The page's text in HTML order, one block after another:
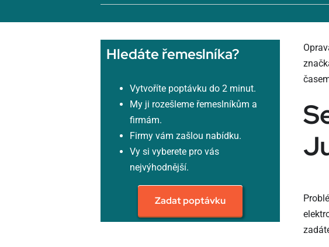
Hledáte řemeslníka?
Vytvoříte poptávku do 2 minut.
My ji rozešleme řemeslníkům a
firmám.
Firmy vám zašlou nabídku.
Vy si vyberete pro vás
nejvýhodnější.
Zadat poptávku